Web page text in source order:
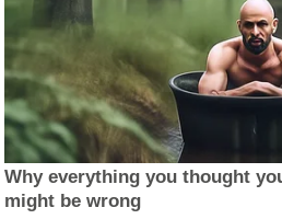
Why everything you thought
might be wrong